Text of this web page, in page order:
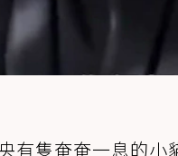
有隻奄奄一息的小